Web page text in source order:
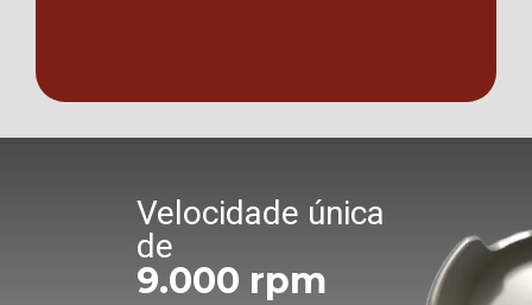
Velocidade única
de
9.000 rpm